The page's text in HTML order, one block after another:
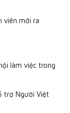
viên mới ra
làm việc trong
trợ Người Việt